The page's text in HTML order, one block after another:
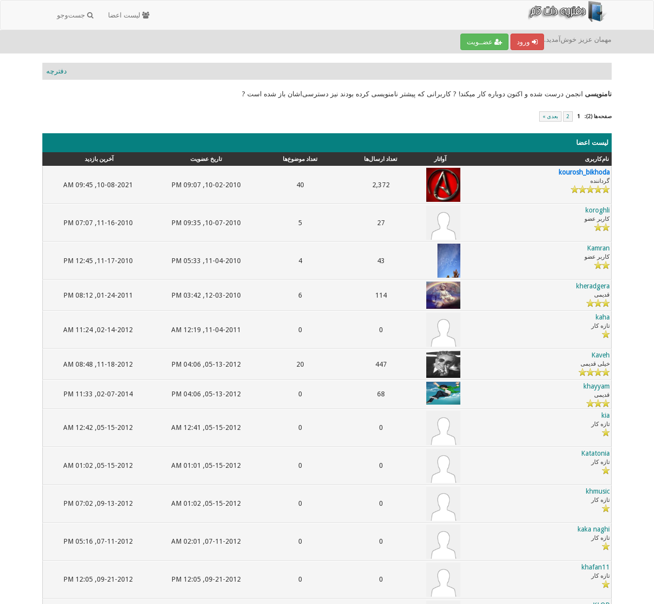
جست‌و‌جو لیست اعضا
ورود عضــویت مهمان عزیز خوش‌آمدید.
دفترچه
نامنویسی انجمن درست شده و اکنون دوباره کار میکند! ? کاربرانی که پیشتر نامنویسی کرده بودند نیز دسترسی‌اشان باز شده است ?
صفحه‌ها (2): 1
2 بعدی »
لیست اعضا
آواتار نام‌کاربری تعداد ارسال‌ها تعداد موضوع‌ها تاریخ عضویت آخرین بازدید
kourosh_bikhoda
گرداننده 2,372
40
10-02-2010, 09:07 PM
10-08-2021, 09:45 AM
koroghli
کاربر عضو 27
5
10-07-2010, 09:35 PM
11-16-2010, 07:07 PM
Kamran
کاربر عضو 43
4
11-04-2010, 05:33 PM
11-17-2010, 12:45 PM
kheradgera
قدیمی 114
6
12-03-2010, 03:42 PM
01-24-2011, 08:12 PM
kaha
تازه کار 0
0
11-04-2011, 12:19 AM
02-14-2012, 11:24 AM
Kaveh
خیلی قدیمی 447
20
05-13-2012, 04:06 PM
11-18-2012, 08:48 AM
khayyam
قدیمی 68
0
05-13-2012, 04:06 PM
02-07-2014, 11:33 PM
kia
تازه کار 0
0
05-15-2012, 12:41 AM
05-15-2012, 12:42 AM
Katatonia
تازه کار 0
0
05-15-2012, 01:01 AM
05-15-2012, 01:02 AM
khmusic
تازه کار 0
0
05-15-2012, 01:02 AM
09-13-2012, 07:02 PM
kaka naghi
تازه کار 0
0
07-11-2012, 02:01 AM
07-11-2012, 05:16 PM
khafan11
تازه کار 0
0
09-21-2012, 12:05 PM
09-21-2012, 12:05 PM